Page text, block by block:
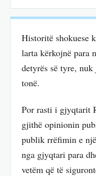
Historitë shokuese
larta kërkojnë para
detyrës së tyre,
tonë.
Por rasti i gjyqtarit
gjithë opinionin
publik rrëfimin e
nga gjyqtari para
vetëm që të